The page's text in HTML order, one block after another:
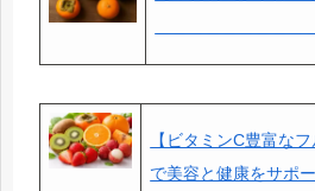
【ビタミンC豊富な
で美容と健康をサポ